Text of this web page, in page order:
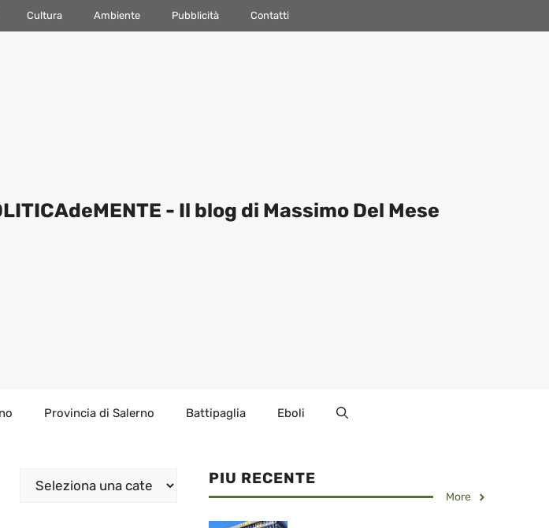
Cultura Ambiente Pubblicità Contatti
- Il blog di Massimo Del Mese
Provincia di Salerno Battipaglia Eboli
Categorie PIU RECENTE
More